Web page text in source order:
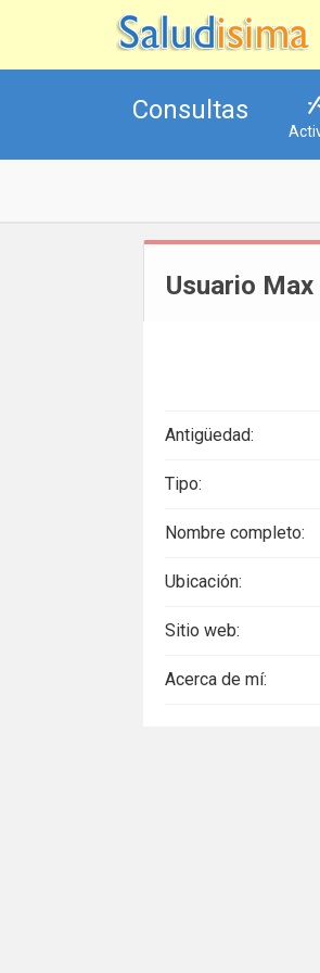
Consultas
Usuario
Antigüedad:
Tipo:
Nombre completo:
Ubicación:
Sitio web:
Acerca de mí: